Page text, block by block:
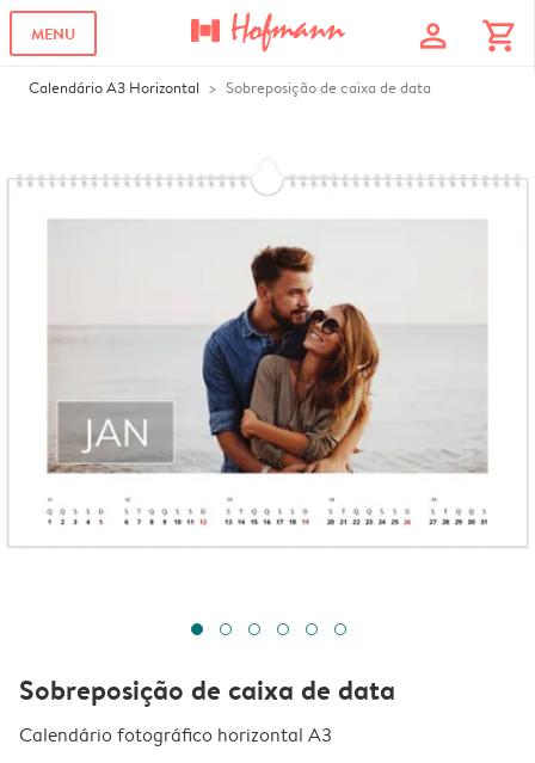
MENU profile shopping_cart
Calendário A3 Horizontal Sobreposição de caixa de data
Sobreposição de caixa de data
Calendário fotográfico horizontal A3